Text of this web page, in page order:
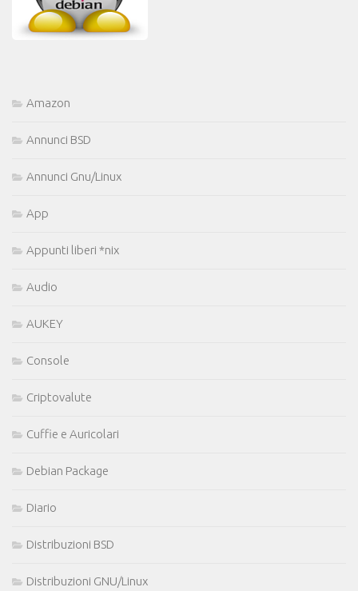
Amazon
Annunci BSD
Annunci Gnu/Linux
App
Appunti liberi *nix
Audio
AUKEY
Console
Criptovalute
Cuffie e Auricolari
Debian Package
Diario
Distribuzioni BSD
Distribuzioni GNU/Linux